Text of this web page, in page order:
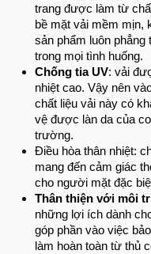
trang được làm từ
bề mặt vải mềm mịn,
sản phẩm luôn
trong mọi tình huống.
Chống tia UV: vải
nhiệt cao. Vậy nên
chất liệu vải này có
vệ được làn da của
trường.
Điều hòa thân nhiệt:
mang đến cảm giác
cho người mặt đặc
Thân thiện với môi
những lợi ích dành
góp phần vào việc
làm hoàn toàn từ thủ